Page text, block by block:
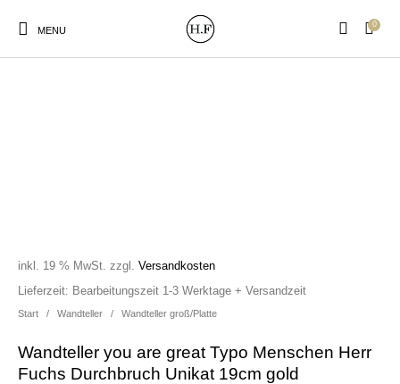
MENU
0
Strudia-Kampfkunst
Start / Wandteller / Wandteller groß/Platte
Wandteller you are great Typo Menschen Herr
Fuchs Durchbruch Unikat 19cm gold
inkl. 19 % MwSt. zzgl.Versandkosten
Lieferzeit: Bearbeitungszeit 1-3 Werktage + Versandzeit